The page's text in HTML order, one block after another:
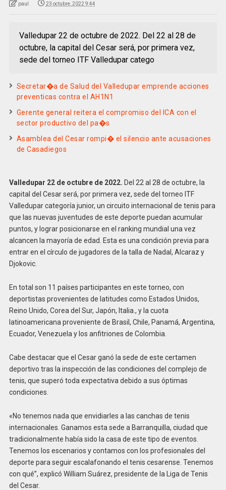
paul 23 octubre, 2022 9:44
Valledupar 22 de octubre de 2022. Del 22 al 28 de
octubre, la capital del Cesar será, por primera vez,
sede del torneo ITF Valledupar catego
Secretar�a de Salud del Valledupar emprende acciones
preventicas contra el AH1N1
Gerente general reitera el compromiso del ICA con el
sector productivo del pa�s
Asamblea del Cesar rompi� el silencio ante acusaciones
de Casadiegos
Valledupar 22 de octubre de 2022. Del 22 al 28 de octubre, la
capital del Cesar será, por primera vez, sede del torneo ITF
Valledupar categoría junior, un circuito internacional de tenis para
que las nuevas juventudes de este deporte puedan acumular
puntos, y lograr posicionarse en el ranking mundial una vez
alcancen la mayoría de edad. Esta es una condición previa para
entrar en el círculo de jugadores de la talla de Nadal, Alcaraz y
Djokovic.
En total son 11 países participantes en este torneo, con
deportistas provenientes de latitudes como Estados Unidos,
Reino Unido, Corea del Sur, Japón, Italia., y la cuota
latinoamericana proveniente de Brasil, Chile, Panamá, Argentina,
Ecuador, Venezuela y los anfitriones de Colombia.
Cabe destacar que el Cesar ganó la sede de este certamen
deportivo tras la inspección de las condiciones del complejo de
tenis, que superó toda expectativa debido a sus óptimas
condiciones.
«No tenemos nada que envidiarles a las canchas de tenis
internacionales. Ganamos esta sede a Barranquilla, ciudad que
tradicionalmente había sido la casa de este tipo de eventos.
Tenemos los escenarios y contamos con los profesionales del
deporte para seguir escalafonando el tenis cesarense. Tenemos
con qué”, explicó William Suárez, presidente de la Liga de Tenis
del Cesar.